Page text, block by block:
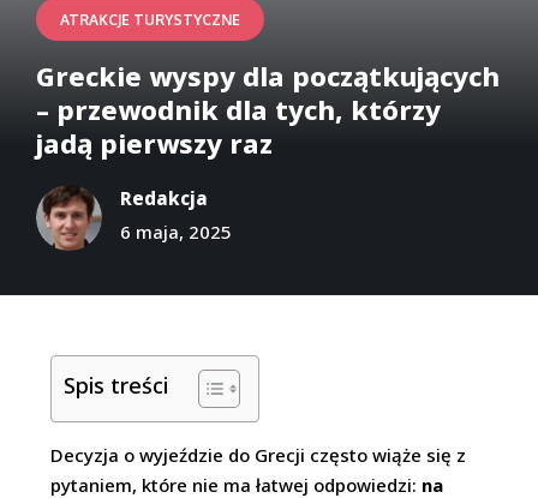
ATRAKCJE TURYSTYCZNE
Greckie wyspy dla początkujących
– przewodnik dla tych, którzy
jadą pierwszy raz
Redakcja
6 maja, 2025
Spis treści
Decyzja o wyjeździe do Grecji często wiąże się z
pytaniem, które nie ma łatwej odpowiedzi: na